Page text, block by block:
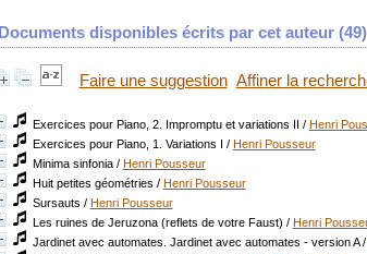
Documents disponibles écrits par cet auteur (49)
Faire une suggestion Affiner la
Exercices pour Piano, 2. Impromptu et variations II / Henri
Exercices pour Piano, 1. Variations I / Henri Pousseur
Minima sinfonia/ Henri Pousseur
Huit petites géométries / Henri Pousseur
Sursauts / Henri Pousseur
Les ruines de Jeruzona (reflets de votre Faust) / Henri
Jardinet avec automates. Jardinet avec automates - version A/